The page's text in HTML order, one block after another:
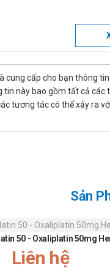
dày và đại tràng
cung cấp cho bạn thông
này bao gồm tất cả
tương tác có thể xảy ra
Sản
50 - Oxaliplatin 50mg
Liên hệ